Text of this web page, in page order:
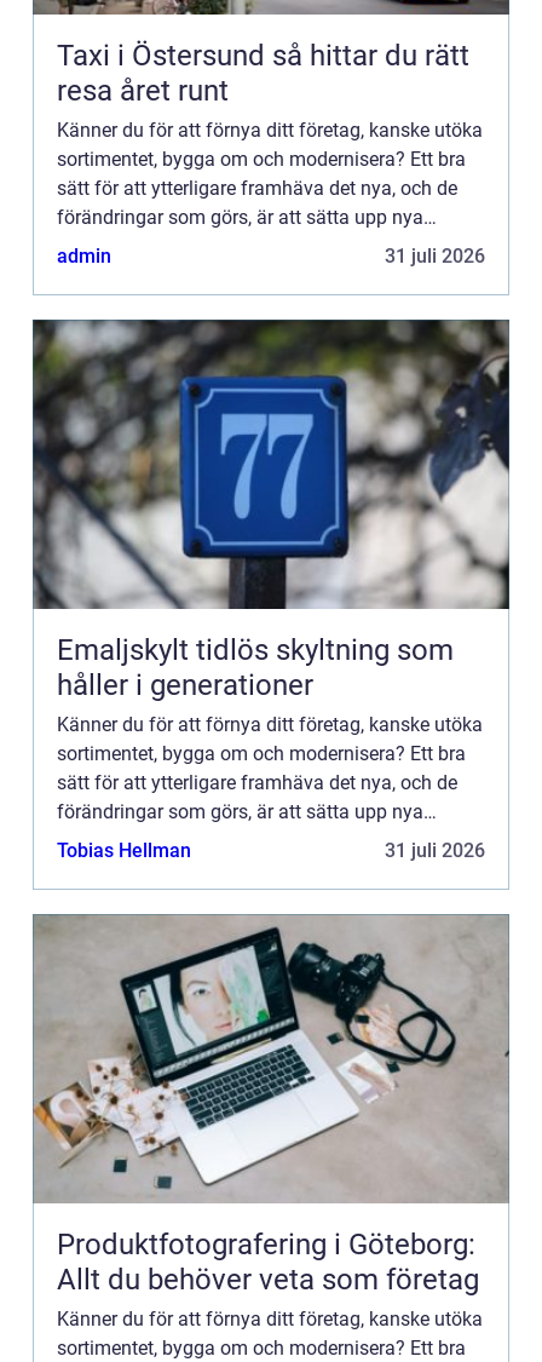
Taxi i Östersund så hittar du rätt
resa året runt
Känner du för att förnya ditt företag, kanske utöka
sortimentet, bygga om och modernisera? Ett bra
sätt för att ytterligare framhäva det nya, och de
förändringar som görs, är att sätta upp nya
ljusskyltar. Byt ut den gamla, om du hade någon,
admin 31 juli 2026
Emaljskylt tidlös skyltning som
håller i generationer
Känner du för att förnya ditt företag, kanske utöka
sortimentet, bygga om och modernisera? Ett bra
sätt för att ytterligare framhäva det nya, och de
förändringar som görs, är att sätta upp nya
ljusskyltar. Byt ut den gamla, om du hade någon,
Tobias Hellman 31 juli 2026
Produktfotografering i Göteborg:
Allt du behöver veta som företag
Känner du för att förnya ditt företag, kanske utöka
sortimentet, bygga om och modernisera? Ett bra